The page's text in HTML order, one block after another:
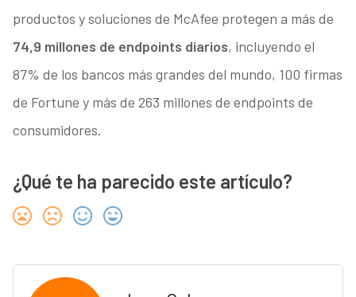
productos y soluciones de McAfee protegen a más de
74,9 millones de endpoints diarios, incluyendo el
87% de los bancos más grandes del mundo, 100 firmas
de Fortune y más de 263 millones de endpoints de
consumidores.
¿Qué te ha parecido este artículo?